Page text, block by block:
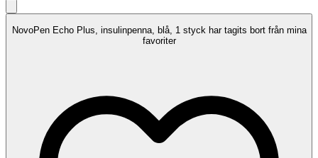
NovoPen Echo Plus, insulinpenna, blå, 1 styck har tagits bort från mina
favoriter